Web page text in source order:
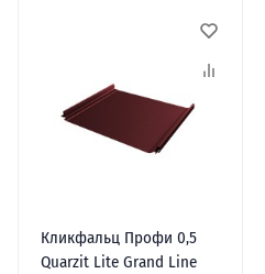
Кликфальц Профи 0,5
Quarzit Lite Grand Line